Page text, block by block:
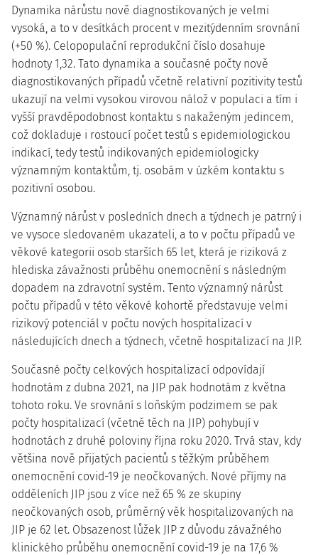
Dynamika nárůstu nově diagnostikovaných je velmi
vysoká, a to v desítkách procent v mezitýdenním srovnání
(+50 %). Celopopulační reprodukční číslo dosahuje
hodnoty 1,32. Tato dynamika a současné počty nově
diagnostikovaných případů včetně relativní pozitivity testů
ukazují na velmi vysokou virovou nálož v populaci a tím i
vyšší pravděpodobnost kontaktu s nakaženým jedincem,
což dokladuje i rostoucí počet testů s epidemiologickou
indikací, tedy testů indikovaných epidemiologicky
významným kontaktům, tj. osobám v úzkém kontaktu s
pozitivní osobou.
Významný nárůst v posledních dnech a týdnech je patrný i
ve vysoce sledovaném ukazateli, a to v počtu případů ve
věkové kategorii osob starších 65 let, která je riziková z
hlediska závažnosti průběhu onemocnění s následným
dopadem na zdravotní systém. Tento významný nárůst
počtu případů v této věkové kohortě představuje velmi
rizikový potenciál v počtu nových hospitalizací v
následujících dnech a týdnech, včetně hospitalizací na JIP.
Současné počty celkových hospitalizací odpovídají
hodnotám z dubna 2021, na JIP pak hodnotám z května
tohoto roku. Ve srovnání s loňským podzimem se pak
počty hospitalizací (včetně těch na JIP) pohybují v
hodnotách z druhé poloviny října roku 2020. Trvá stav, kdy
většina nově přijatých pacientů s těžkým průběhem
onemocnění covid-19 je neočkovaných. Nové příjmy na
odděleních JIP jsou z více než 65 % ze skupiny
neočkovaných osob, průměrný věk hospitalizovaných na
JIP je 62 let. Obsazenost lůžek JIP z důvodu závažného
klinického průběhu onemocnění covid-19 je na 17,6 %